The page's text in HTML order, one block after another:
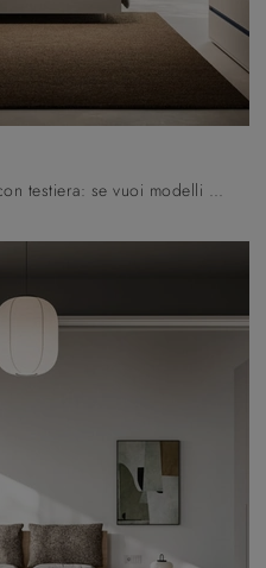
Clicca e scopri di più sui Letti con testiera: se vuoi modelli matrimoniali moderni, il modello Elga Night 04 Orme fa per te.